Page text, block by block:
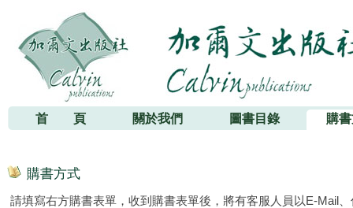
加爾文出版社
首 頁 關於我們 圖書目錄 購
購書方式
請填寫右方購書表單，收到購書表單後，將有客服人員以E-Mail、